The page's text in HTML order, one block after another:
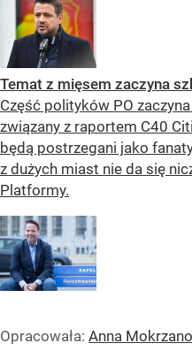
Temat z mięsem zaczyna
Część polityków PO
związany z raportem C40
będą postrzegani jako
z dużych miast nie da się
Platformy.
Opracowała: Anna